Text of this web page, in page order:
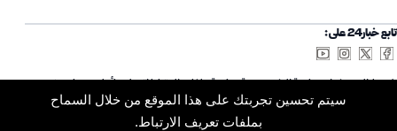
تابع خبار24 على:
شروط الاستخدامسياسة الخصوصيةسياسة ملفات الارتباطاتصل بناأعلن معنامن نحن
سيتم تحسين تجربتك على هذا الموقع من خلال السماح
بملفات تعريف الارتباط.